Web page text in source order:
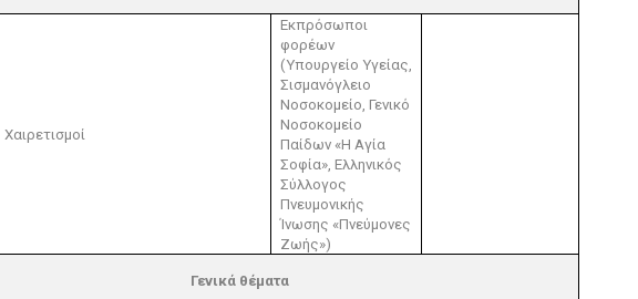
Χαιρετισμοί
Εκπρόσωποι
φορέων
(Υπουργείο Υγείας,
Σισμανόγλειο
Νοσοκομείο, Γενικό
Νοσοκομείο
Παίδων «Η Αγία
Σοφία», Ελληνικός
Σύλλογος
Πνευμονικής
Ίνωσης «Πνεύμονες
Ζωής»)
Γενικά θέματα